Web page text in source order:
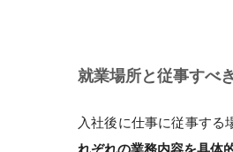
就業場所と従事すべ
入社後に仕事に従事する
れぞれの業務内容を具体